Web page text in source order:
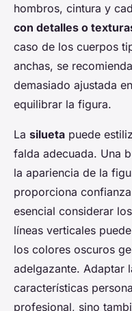
hombros, cintura y
con detalles o
caso de los cuerpos
anchas, se
demasiado ajustada
equilibrar la figura.
La silueta puede
falda adecuada. Una
la apariencia de la
proporciona
esencial considerar
líneas verticales
los colores oscuros
adelgazante. Adaptar
características
profesional, sino